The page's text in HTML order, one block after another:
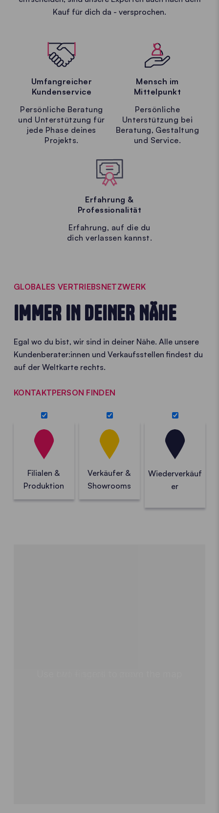
Kauf für dich da - versprochen.
Umfangreicher
Kundenservice
Persönliche Beratung
und Unterstützung für
jede Phase deines
Projekts.
Mensch im
Mittelpunkt
Persönliche
Unterstützung bei
Beratung, Gestaltung
und Service.
Erfahrung &
Professionalität
Erfahrung, auf die du
dich verlassen kannst.
GLOBALES VERTRIEBSNETZWERK
IMMER IN DEINER NÄHE
Egal wo du bist, wir sind in deiner Nähe. Alle unsere
Kundenberater:innen und Verkaufsstellen findest du
auf der Weltkarte rechts.
KONTAKTPERSON FINDEN
Filialen &
Produktion
Verkäufer &
Showrooms
Wiederverkäuf
er